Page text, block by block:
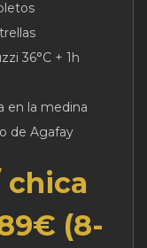
36°C + 1h
en la medina
de Agafay
chica
(8-